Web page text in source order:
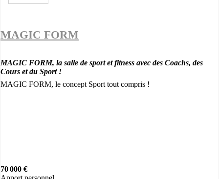
MAGIC FORM
MAGIC FORM, la salle de sport et fitness avec des Coachs, des
Cours et du Sport !
MAGIC FORM, le concept Sport tout compris !
70 000 €